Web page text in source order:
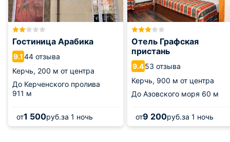
Гостиница Арабика
9.144 отзыва
Керчь, 200 м от центра
До Керченского пролива
911 м
от1 500руб.за 1 ночь
Отель Графская
пристань
9.453 отзыва
Керчь, 900 м от центра
До Азовского моря 60 м
от9 200руб.за 1 ночь